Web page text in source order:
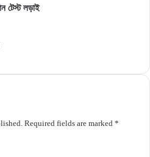
টেস্ট লড়াই
Required fields are marked *